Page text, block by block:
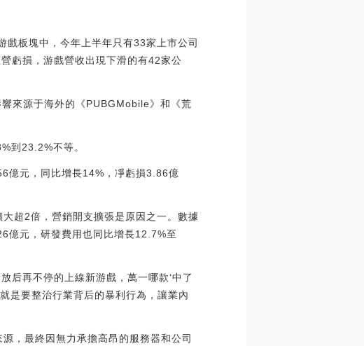
板塊中，今年上半年只有33家上市公司
虧損，游戲營收出現下滑的有42家公
來源于海外的《PUBGMobile》和《荒
到23.2%不等。
元，同比增長14%，凈虧損3.86億
超2倍，營銷開支擴張是原因之一。數據
億元，研發費用也同比增長12.7%至
再不停的上線新游戲，萬一哪款‘中了
是要整治行業背后的暴利行為，讓業內
，最終因無力承擔高昂的服務器和公司